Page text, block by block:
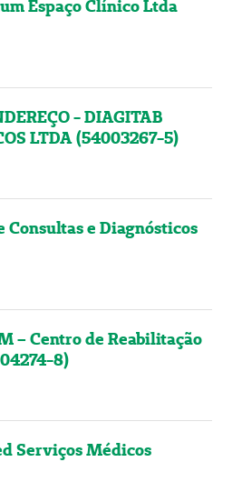
Espaço Clínico Ltda
- DIAGITAB
LTDA (54003267-5)
e Diagnósticos
– Centro de Reabilitação
8)
Serviços Médicos